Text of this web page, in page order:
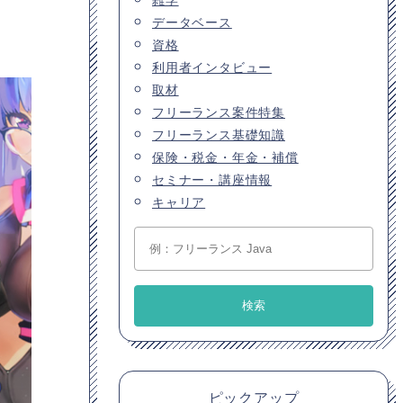
データベース
資格
利用者インタビュー
取材
フリーランス案件特集
フリーランス基礎知識
保険・税金・年金・補償
セミナー・講座情報
キャリア
ピックアップ